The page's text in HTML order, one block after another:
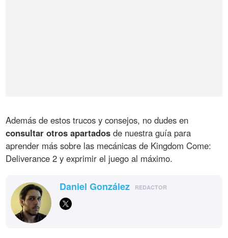
Además de estos trucos y consejos, no dudes en
consultar otros apartados de nuestra guía para
aprender más sobre las mecánicas de Kingdom Come:
Deliverance 2 y exprimir el juego al máximo.
Daniel González REDACTOR